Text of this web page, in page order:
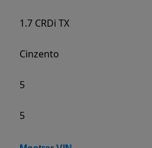
1.7 CRDi TX
Cinzento
5
5